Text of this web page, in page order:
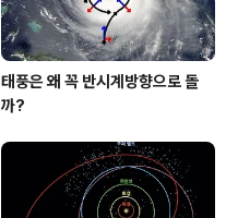
태풍은 왜 꼭 반시계방향으로 돌
까?